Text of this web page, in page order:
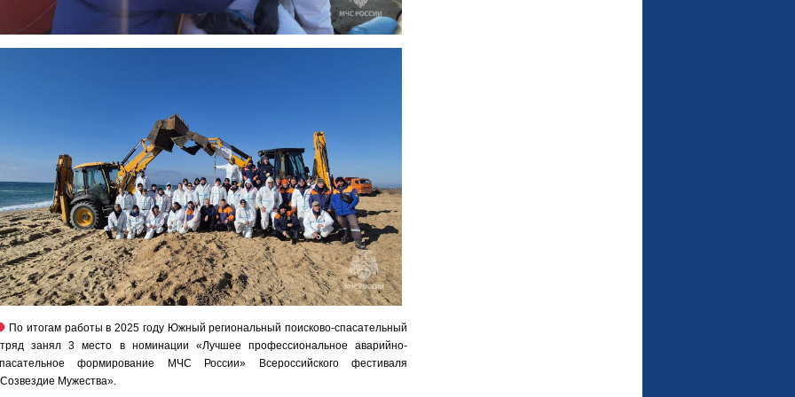
По итогам работы в 2025 году Южный региональный поисково-спасательный
занял 3 место в номинации «Лучшее профессиональное аварийно-
формирование МЧС России» Всероссийского фестиваля
Мужества».